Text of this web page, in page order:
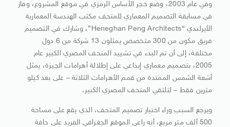
وفي عام 2003، وضع حجر الأساس الرمزي في موقع المشروع، وفاز
في مسابقة التصميم المعماري للمتحف مكتب الهندسة المعمارية
الأيرلندي “Heneghan Peng Architects”، وشارك في التصميم
فريق مكون من 300 متخصص يمثلون 13 شركة من 6 دول
مختلفة، إلى أن تم البدء في تشييد المتحف المصري الكبير عام
2005، بتصميم معماري إبداعي على إطلالة أهرامات الجيزة، يمثل
أشعة الشمس الممتدة من قمم الأهرامات الثلاثة – على بعد كيلو
مترين فقط – لتلتقي المتحف المصري الكبير.
ويرجع السبب وراء اختيار تصميم المتحف، الذي يقع على مساحة
500 ألف متر مربع، أنه راعى الموقع الجغرافي الفريد على حافة